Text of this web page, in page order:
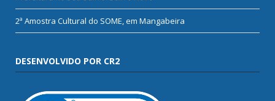
2ª Amostra Cultural do SOME, em Mangabeira
DESENVOLVIDO POR CR2